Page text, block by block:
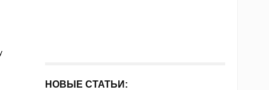
НОВЫЕ СТАТЬИ: